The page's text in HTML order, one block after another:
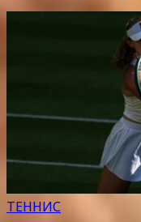
ТЕННИС